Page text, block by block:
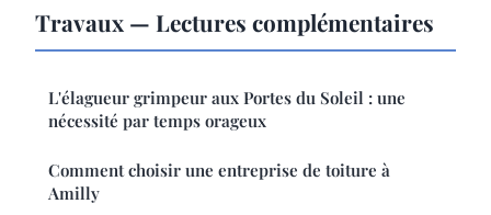
Travaux — Lectures complémentaires
L'élagueur grimpeur aux Portes du Soleil : une
nécessité par temps orageux
Comment choisir une entreprise de toiture à
Amilly